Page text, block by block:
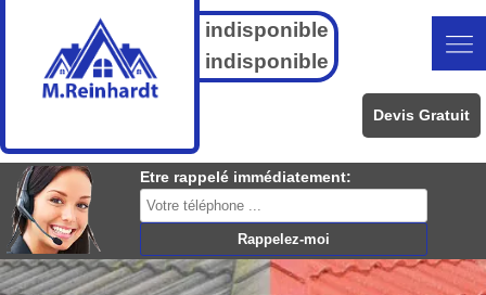
indisponible
indisponible
Devis Gratuit
Etre rappelé immédiatement: